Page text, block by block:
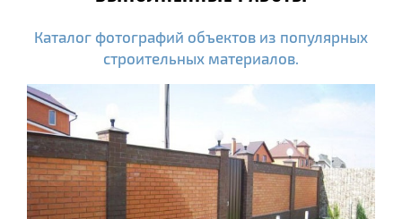
Каталог фотографий объектов из популярных
строительных материалов.